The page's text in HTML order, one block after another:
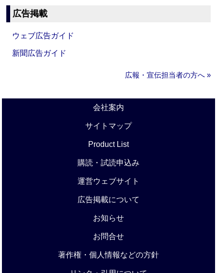
広告掲載
ウェブ広告ガイド
新聞広告ガイド
広報・宣伝担当者の方へ »
会社案内
サイトマップ
Product List
購読・試読申込み
運営ウェブサイト
広告掲載について
お知らせ
お問合せ
著作権・個人情報などの方針